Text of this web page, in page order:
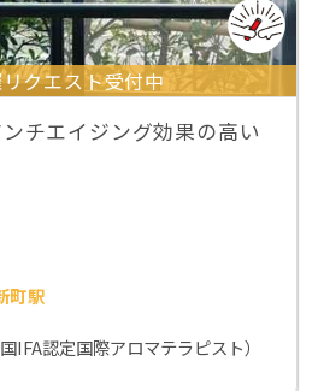
クエスト受付中
チエイジング効果の高い
町駅
IFA認定国際アロマテラピスト）